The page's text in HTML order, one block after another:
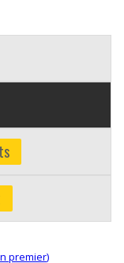
premier)